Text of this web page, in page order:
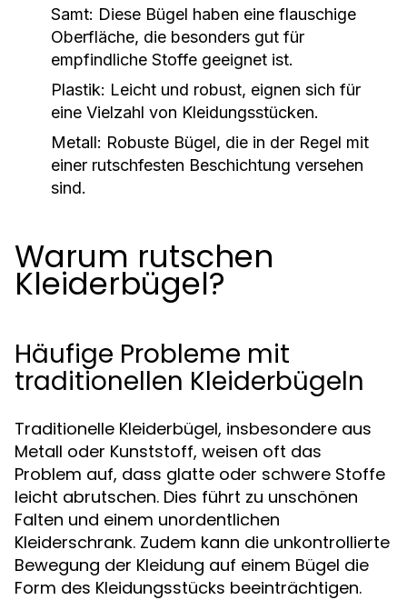
Samt: Diese Bügel haben eine flauschige
Oberfläche, die besonders gut für
empfindliche Stoffe geeignet ist.
Plastik: Leicht und robust, eignen sich für
eine Vielzahl von Kleidungsstücken.
Metall: Robuste Bügel, die in der Regel mit
einer rutschfesten Beschichtung versehen
sind.
Warum rutschen
Kleiderbügel?
Häufige Probleme mit
traditionellen Kleiderbügeln
Traditionelle Kleiderbügel, insbesondere aus
Metall oder Kunststoff, weisen oft das
Problem auf, dass glatte oder schwere Stoffe
leicht abrutschen. Dies führt zu unschönen
Falten und einem unordentlichen
Kleiderschrank. Zudem kann die unkontrollierte
Bewegung der Kleidung auf einem Bügel die
Form des Kleidungsstücks beeinträchtigen.